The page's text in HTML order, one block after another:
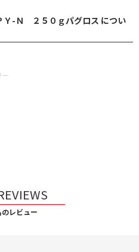
Ｙ-Ｎ ２５０ｇパグロス につい
のレビュー